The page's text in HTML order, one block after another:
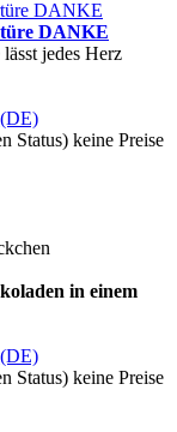
DANKE
jedes Herz
Status) keine Preise
in einem
Status) keine Preise